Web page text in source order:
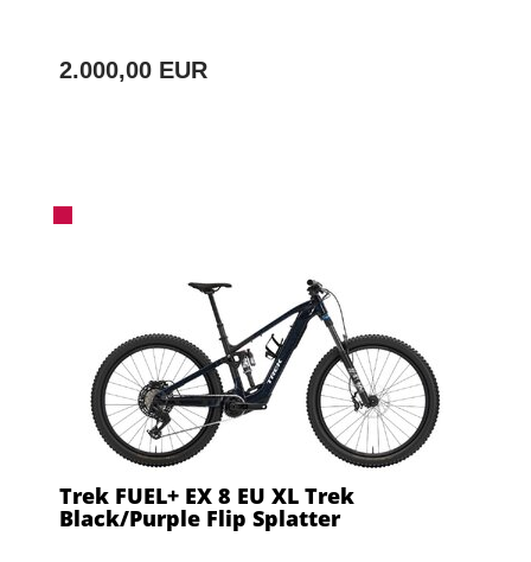
2.000,00 EUR
Trek FUEL+ EX 8 EU XL Trek
Black/Purple Flip Splatter